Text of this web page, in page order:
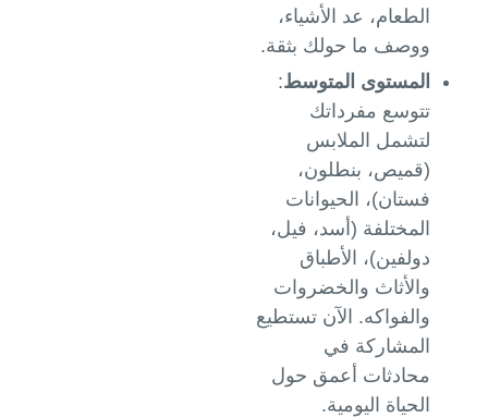
الطعام، عد الأشياء،
ووصف ما حولك بثقة.
المستوى المتوسط:
تتوسع مفرداتك
لتشمل الملابس
(قميص، بنطلون،
فستان)، الحيوانات
المختلفة (أسد، فيل،
دولفين)، الأطباق
والأثاث والخضروات
والفواكه. الآن تستطيع
المشاركة في
محادثات أعمق حول
الحياة اليومية.